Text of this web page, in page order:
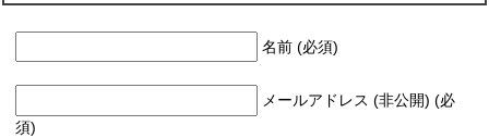
名前 (必須)
メールアドレス (非公開) (必
須)